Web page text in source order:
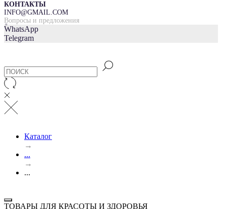
=
КОНТАКТЫ
INFO@GMAIL.COM
Вопросы и предложения
WhatsApp
Telegram
Каталог
→
...
→
...
ТОВАРЫ ДЛЯ КРАСОТЫ И ЗДОРОВЬЯ